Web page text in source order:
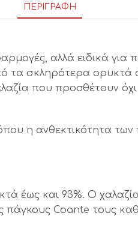
ΠΕΡΙΓΡΑΦΉ
αλλά ειδικά
τα σκληρότερα ορυκτά
που προσθέτουν
η ανθεκτικότητα των
έως και 93%. Ο
Coante τους